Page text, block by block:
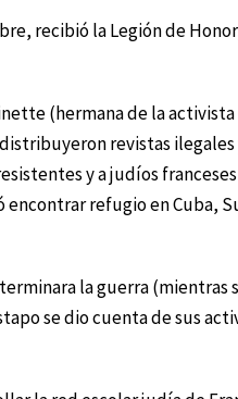
recibió la Legión de
(hermana de la activista
revistas ilegales
y a judíos
refugio en Cuba,
la guerra (mientras
se dio cuenta de sus